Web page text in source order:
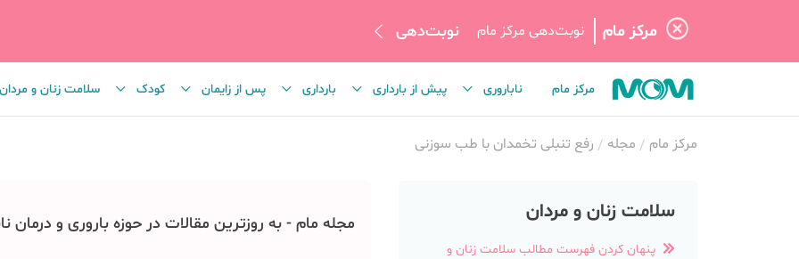
مرکز مام نوبت‌دهی مرکز مام نوبت‌دهی
مرکز مام ناباروری پیش از بارداری بارداری پس از زایمان کودک سلامت زنان و مردان
مرکز مام مجله رفع تنبلی تخمدان با طب سوزنی
سلامت زنان و مردان
پنهان کردن فهرست مطالب سلامت زنان و
مجله مام - به روزترین مقالات در حوزه باروری و درمان